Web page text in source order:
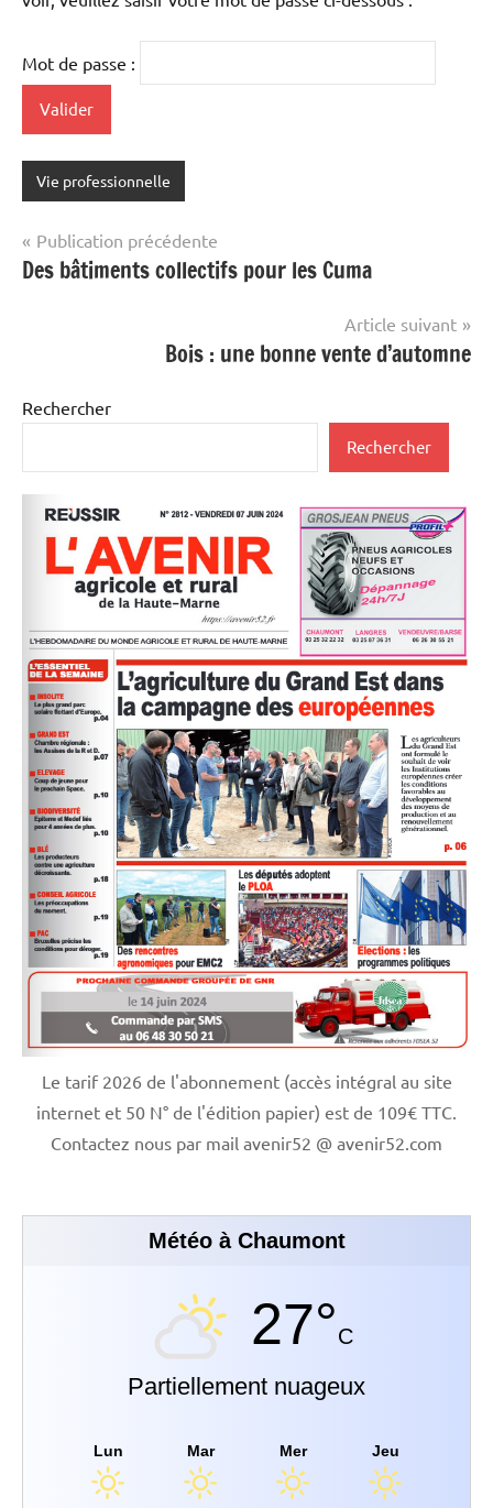
Mot de passe :
Vie professionnelle
Navigation
de
Publication précédente
Des bâtiments collectifs pour les Cuma
Article suivant
Bois : une bonne vente d’automne
Rechercher
Rechercher
Le tarif 2026 de l'abonnement (accès intégral au site
internet et 50 N° de l'édition papier) est de 109€ TTC.
Contactez nous par mail avenir52 @ avenir52.com
Météo à Chaumont
27°C
Partiellement nuageux
Lun Mar Mer Jeu